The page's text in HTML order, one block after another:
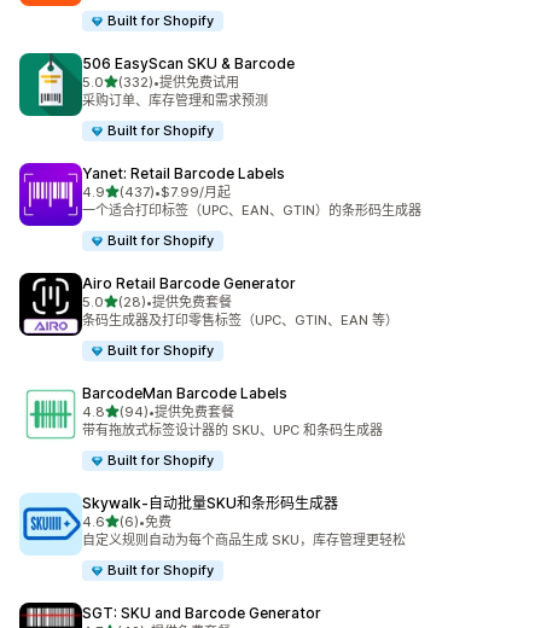
Built for Shopify
506 EasyScan SKU & Barcode
5.0星（满分 5 星）
(332)
总共 332 条评论
•提供免费试用
采购订单、库存管理和需求预测
Built for Shopify
Yanet: Retail Barcode Labels
4.9星（满分 5 星）
(437)
总共 437 条评论
•$7.99/月起
一个适合打印标签（UPC、EAN、GTIN）的条形码生成器
Built for Shopify
Airo Retail Barcode Generator
5.0星（满分 5 星）
(28)
总共 28 条评论
•提供免费套餐
条码生成器及打印零售标签（UPC、GTIN、EAN 等）
Built for Shopify
BarcodeMan Barcode Labels
4.8星（满分 5 星）
(94)
总共 94 条评论
•提供免费套餐
带有拖放式标签设计器的 SKU、UPC 和条码生成器
Built for Shopify
Skywalk‑自动批量SKU和条形码生成器
4.6星（满分 5 星）
(6)
总共 6 条评论
•免费
自定义规则自动为每个商品生成 SKU，库存管理更轻松
Built for Shopify
SGT: SKU and Barcode Generator